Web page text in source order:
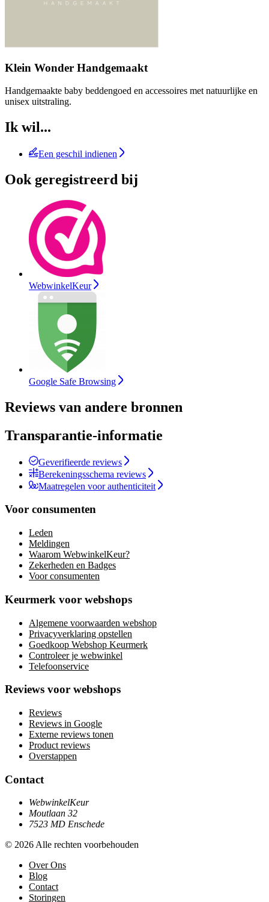
Klein Wonder Handgemaakt
Handgemaakte baby beddengoed en accessoires met natuurlijke en
unisex uitstraling.
Ik wil...
Een geschil indienen
Ook geregistreerd bij
WebwinkelKeur
Google Safe Browsing
Reviews van andere bronnen
Transparantie-informatie
Geverifieerde reviews
Berekeningsschema reviews
Maatregelen voor authenticiteit
Voor consumenten
Leden
Meldingen
Waarom WebwinkelKeur?
Zekerheden en Badges
Voor consumenten
Keurmerk voor webshops
Algemene voorwaarden webshop
Privacyverklaring opstellen
Goedkoop Webshop Keurmerk
Controleer je webwinkel
Telefoonservice
Reviews voor webshops
Reviews
Reviews in Google
Externe reviews tonen
Product reviews
Overstappen
Contact
WebwinkelKeur
Moutlaan 32
7523 MD Enschede
© 2026 Alle rechten voorbehouden
Over Ons
Blog
Contact
Storingen